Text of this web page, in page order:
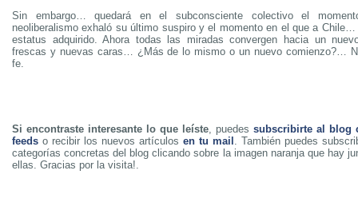
Sin embargo… quedará en el subconsciente colectivo el
neoliberalismo exhaló su último suspiro y el momento en el que a
estatus adquirido. Ahora todas las miradas convergen hacia un
frescas y nuevas caras… ¿Más de lo mismo o un nuevo comienzo?…
fe.
Si encontraste interesante lo que leíste, puedessubscribirte al blog
feeds o recibir los nuevos artículosen tu mail . También puedes
categorías concretas del blog clicando sobre la imagen naranja que hay
ellas. Gracias por la visita!.